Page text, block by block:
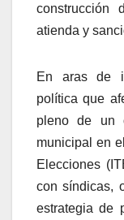
construcción
atienda y
En aras de
política que
pleno de un
municipal en
Elecciones
con síndicas,
estrategia de